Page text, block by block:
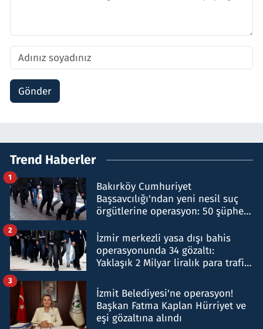
Gönder
Trend Haberler
Bakırköy Cumhuriyet
Başsavcılığı'ndan yeni nesil suç
örgütlerine operasyon: 50 şüpheli
1
İzmir merkezli yasa dışı bahis
operasyonunda 34 gözaltı:
Yaklaşık 2 Milyar liralık para trafiği
2
İzmit Belediyesi'ne operasyon!
Başkan Fatma Kaplan Hürriyet ve
eşi gözaltına alındı
3